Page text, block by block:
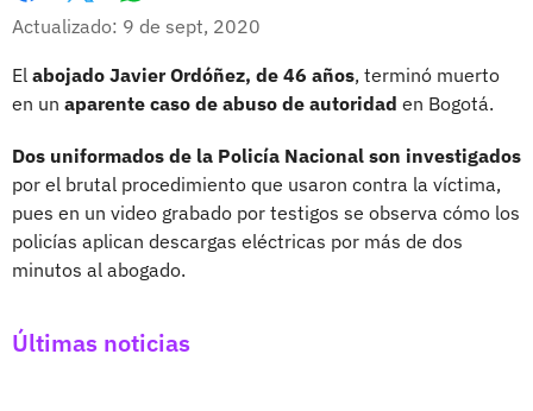
Facebook
X
Actualizado: 9 de sept, 2020
El abojado Javier Ordóñez, de 46 años, terminó muerto
en un aparente caso de abuso de autoridad en Bogotá.
Dos uniformados de la Policía Nacional son investigados
por el brutal procedimiento que usaron contra la víctima,
pues en un video grabado por testigos se observa cómo los
policías aplican descargas eléctricas por más de dos
minutos al abogado.
Últimas noticias